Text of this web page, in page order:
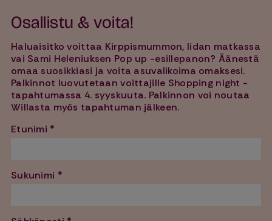
Osallistu & voita!
Haluaisitko voittaa Kirppismummon, Iidan matkassa
vai Sami Heleniuksen Pop up -esillepanon? Äänestä
omaa suosikkiasi ja voita asuvalikoima omaksesi.
Palkinnot luovutetaan voittajille Shopping night -
tapahtumassa 4. syyskuuta. Palkinnon voi noutaa
Willasta myös tapahtuman jälkeen.
Etunimi *
Sukunimi *